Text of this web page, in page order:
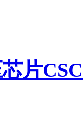
片